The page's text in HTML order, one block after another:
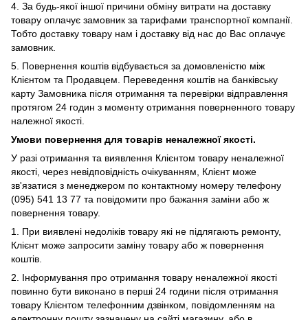
4. За будь-якої іншої причини обміну витрати на доставку
товару оплачує замовник за тарифами транспортної компанії.
Тобто доставку товару нам і доставку від нас до Вас оплачує
замовник.
5. Повернення коштів відбувається за домовленістю між
Клієнтом та Продавцем. Переведення коштів на банківську
карту Замовника після отримання та перевірки відправлення
протягом 24 годин з моменту отримання поверненного товару
належної якості.
Умови повернення для товарів неналежної якості.
У разі отримання та виявлення Клієнтом товару неналежної
якості, через невідповідність очікуванням, Клієнт може
зв'язатися з менеджером по контактному номеру телефону
(095) 541 13 77 та повідомити про бажання заміни або ж
повернення товару.
1. При виявлені недоліків товару які не підлягають ремонту,
Клієнт може запросити заміну товару або ж повернення
коштів.
2. Інформування про отримання товару неналежної якості
повинно бути виконано в перші 24 години після отримання
товару Клієнтом телефонним дзвінком, повідомленням на